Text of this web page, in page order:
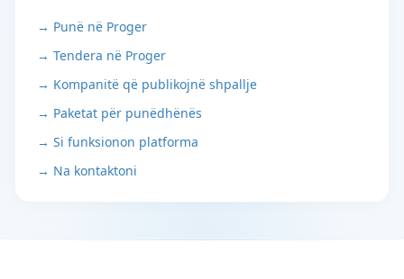
→ Punë në Proger
→ Tendera në Proger
→ Kompanitë që publikojnë shpallje
→ Paketat për punëdhënës
→ Si funksionon platforma
→ Na kontaktoni